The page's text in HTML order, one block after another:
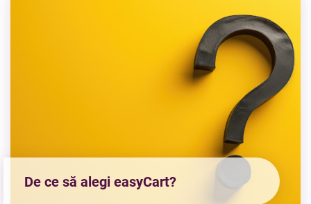
De ce să alegi easyCart?